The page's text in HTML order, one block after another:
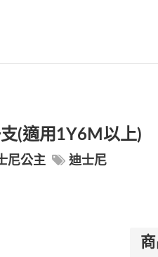
(適用1Y6M以上)
尼公主 迪士尼